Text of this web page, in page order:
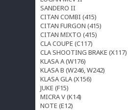
SANDERO II
CITAN COMBI (415)
CITAN FURGON (415)
CITAN MIXTO (415)
CLA COUPE (C117)
CLA SHOOTING BRAKE (X117)
KLASA A (W176)
KLASA B (W246, W242)
KLASA GLA (X156)
JUKE (F15)
MICRA V (K14)
NOTE (E12)